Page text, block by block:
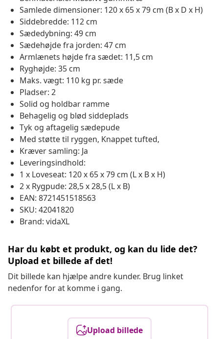
Samlede dimensioner: 120 x 65 x 79 cm (B x D x H)
Siddebredde: 112 cm
Sædedybning: 49 cm
Sædehøjde fra jorden: 47 cm
Armlænets højde fra sædet: 11,5 cm
Ryghøjde: 35 cm
Maks. vægt: 110 kg pr. sæde
Pladser: 2
Solid og holdbar ramme
Behagelig og blød siddeplads
Tyk og aftagelig sædepude
Med støtte til ryggen, Knappet tufted,
Kræver samling: Ja
Leveringsindhold:
1 x Loveseat: 120 x 65 x 79 cm (L x B x H)
2 x Rygpude: 28,5 x 28,5 (L x B)
EAN: 8721451518563
SKU: 42041820
Brand: vidaXL
Har du købt et produkt, og kan du lide det?
Upload et billede af det!
Dit billede kan hjælpe andre kunder. Brug linket
nedenfor for at komme i gang.
Upload billede